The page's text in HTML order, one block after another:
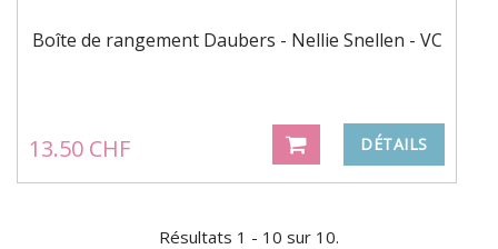
Boîte de rangement Daubers - Nellie Snellen - VC
13.50 CHF DÉTAILS
Résultats 1 - 10 sur 10.